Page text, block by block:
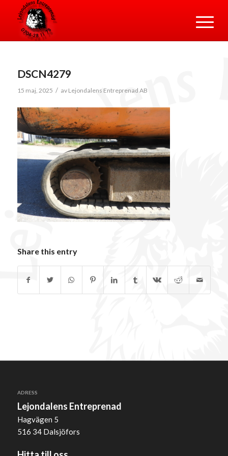
DSCN4279
15 maj, 2025 / av Lejondalens Entreprenad AB
Share this entry
ADRESS
Lejondalens Entreprenad
Hagvägen 5
516 34 Dalsjöfors